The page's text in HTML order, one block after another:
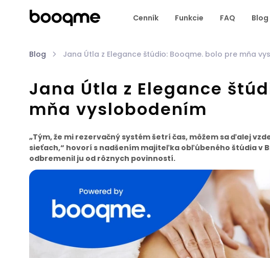
Cenník Funkcie FAQ Blog
Blog Jana Útla z Elegance štúdio: Booqme. bolo pre mňa
Jana Útla z Elegance
mňa vyslobodením
„Tým, že mi rezervačný systém šetrí čas, môžem sa ďalej
sieťach,“ hovorí s nadšením majiteľka obľúbeného štúdia v
odbremenil ju od rôznych povinností.